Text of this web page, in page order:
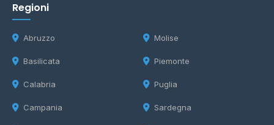
Regioni
Abruzzo
Basilicata
Calabria
Campania
Molise
Piemonte
Puglia
Sardegna